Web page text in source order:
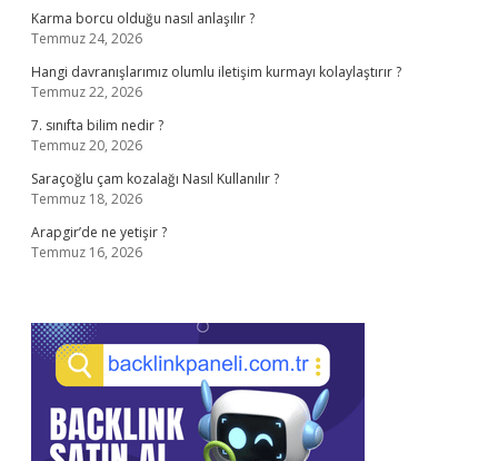
Karma borcu olduğu nasıl anlaşılır ?
Temmuz 24, 2026
Hangi davranışlarımız olumlu iletişim kurmayı kolaylaştırır ?
Temmuz 22, 2026
7. sınıfta bilim nedir ?
Temmuz 20, 2026
Saraçoğlu çam kozalağı Nasıl Kullanılır ?
Temmuz 18, 2026
Arapgir’de ne yetişir ?
Temmuz 16, 2026